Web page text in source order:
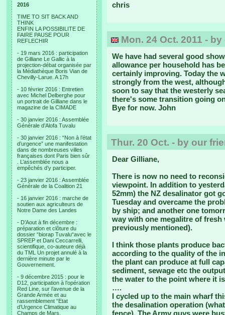
2016
TIME TO SIT BACK AND
THINK
ENFIN LA POSSIBILITE DE
FAIRE PAUSE POUR
REFLECHIR
- 19 mars 2016 : participation
de Gilliane Le Gallic à la
projection-débat organisée par
la Médiathèque Boris Vian de
Chevilly-Larue. A 17h
- 10 février 2016 : Entretien
avec Michel Delberghe pour
un portrait de Gilliane dans le
magazine de la CIMADE
- 30 janvier 2016 : Assemblée
Générale d’Alofa Tuvalu
- 30 janvier 2016 : “Non à l’état
d’urgence” une manifestation
dans de nombreuses villes
françaises dont Paris bien sûr
. L’assemblée nous a
empêchés d’y participer.
- 23 janvier 2016 : Assemblée
Générale de la Coalition 21
- 16 janvier 2016 : marche de
soutien aux agriculteurs de
Notre Dame des Landes
- D’Aout à fin décembre :
préparation et clôture du
dossier “biorap Tuvalu“avec le
SPREP et Dani Ceccarrelli,
scientifique, co-auteure déjà
du TML Un projet annulé à la
dernière minute par le
Gouvernement.
- 9 décembre 2015 : pour le
D12, participation à l’opération
Red Line, sur l’avenue de la
Grande Armée et au
rassemblement “Etat
d’Urgence Climatique au
Champs de Mars.
chris
Mon. 24 Oct. 2011 -
We have had several good
allowance per household has
certainly improving. Today the
strongly from the west,
soon to say that the westerly
there's some transition going
Bye for now. John
Thur. 20 Oct. - by our
Dear Gilliane,
There is now no need to
viewpoint. In addition to
52mm) the NZ desalinator got
Tuesday and overcame the
by ship; and another one
way with one megalitre of
previously mentioned).
I think those plants produce
according to the quality of the
the plant can produce at full
sediment, sewage etc the
the water to the point where it
….
I cycled up to the main wharf
the desalination operation
fence). The Army guys were